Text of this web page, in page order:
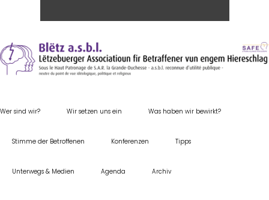
Wer sind wir? Wir setzen uns ein Was haben wir bewirkt?
Stimme der Betroffenen Konferenzen Tipps
Unterwegs & Medien Agenda Archiv